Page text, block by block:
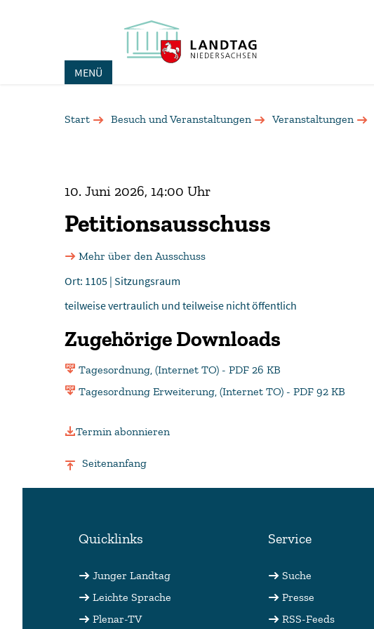
MENÜ
Start Besuch und Veranstaltungen Veranstaltungen
10. Juni 2026, 14:00 Uhr
Petitions­ausschuss
Mehr über den Ausschuss
Ort: 1105 | Sitzungsraum
teilweise vertraulich und teilweise nicht öffentlich
Zugehörige Downloads
Tagesordnung, (Internet TO) - PDF 26 KB
Tagesordnung Erweiterung, (Internet TO) - PDF 92 KB
Termin abonnieren
Seitenanfang
Quicklinks
Junger Landtag
Leichte Sprache
Plenar-TV
Service
Suche
Presse
RSS-Feeds